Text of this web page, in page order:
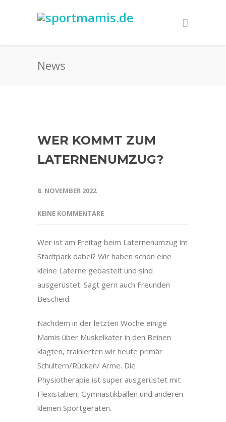
News
WER KOMMT ZUM
LATERNENUMZUG?
8. NOVEMBER 2022
KEINE KOMMENTARE
Wer ist am Freitag beim Laternenumzug im
Stadtpark dabei? Wir haben schon eine
kleine Laterne gebastelt und sind
ausgerüstet. Sagt gern auch Freunden
Bescheid.
Nachdem in der letzten Woche einige
Mamis über Muskelkater in den Beinen
klagten, trainierten wir heute primär
Schultern/Rücken/ Arme. Die
Physiotherapie ist super ausgerüstet mit
Flexistäben, Gymnastikbällen und anderen
kleinen Sportgeräten.